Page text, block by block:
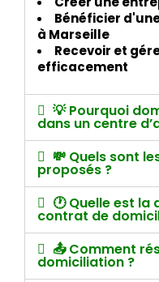
Bénéficier
à Marseille
Recevoir et
efficacement
💡 Pourquoi
dans un centre
💸 Quels sont
proposés ?
🕐 Quelle est la
contrat de
📤 Comment
domiciliation ?